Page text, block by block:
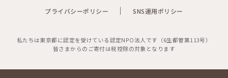
プライバシーポリシー SNS運用ポリシー
私たちは東京都に認定を受けている認定NPO法人です（6生都管第113号）
皆さまからのご寄付は税控除の対象となります